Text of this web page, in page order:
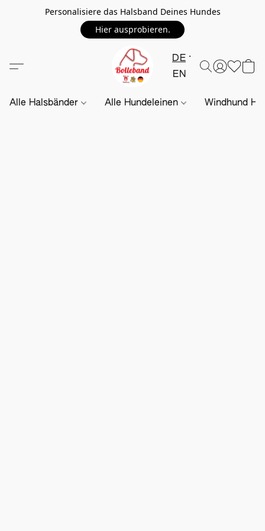
Personalisiere das Halsband Deines Hundes
Hier ausprobieren.
DE
EN
Alle Halsbänder Alle Hundeleinen Windhund